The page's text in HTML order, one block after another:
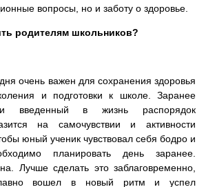
вопросы, но и заботу о здоровье.
родителям школьников?
очень важен для сохранения здоровья
и подготовки к школе. Заранее
и введенный в жизнь распорядок
на самочувствии и активности
юный ученик чувствовал себя бодро и
планировать день заранее.
Лучше сделать это заблаговременно,
вошел в новый ритм и успел